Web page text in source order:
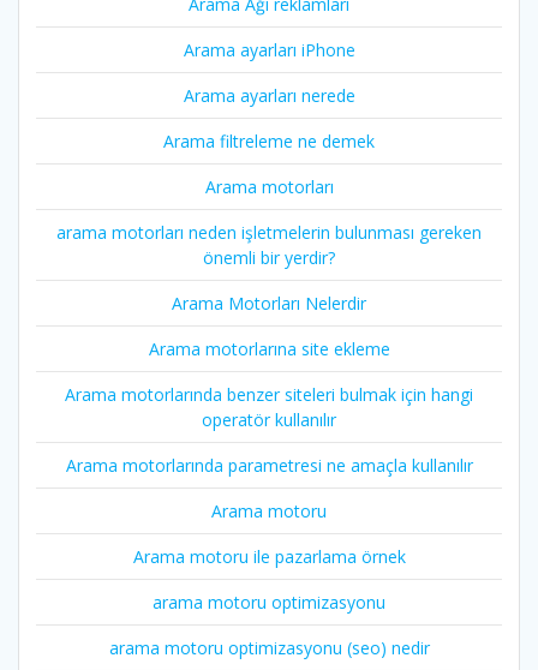
Arama ayarları iPhone
Arama ayarları nerede
Arama filtreleme ne demek
Arama motorları
arama motorları neden işletmelerin bulunması gereken
önemli bir yerdir?
Arama Motorları Nelerdir
Arama motorlarına site ekleme
Arama motorlarında benzer siteleri bulmak için hangi
operatör kullanılır
Arama motorlarında parametresi ne amaçla kullanılır
Arama motoru
Arama motoru ile pazarlama örnek
arama motoru optimizasyonu
arama motoru optimizasyonu (seo) nedir